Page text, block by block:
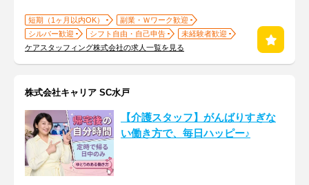
短期（1ヶ月以内OK）
副業・Ｗワーク歓迎
シルバー歓迎
シフト自由・自己申告
未経験者歓迎
ケアスタッフィング株式会社の求人一覧を見る
株式会社キャリア SC水戸
【介護スタッフ】がんばりすぎな
い働き方で、毎日ハッピー♪